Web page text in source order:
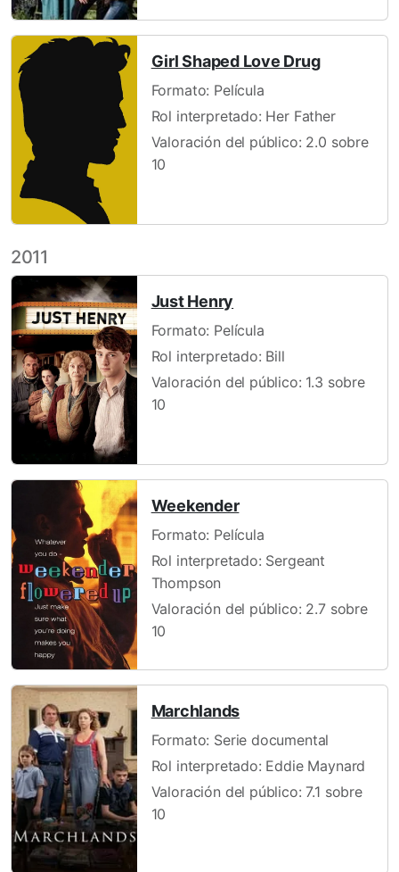
Girl Shaped Love Drug
Formato: Película
Rol interpretado: Her Father
Valoración del público: 2.0 sobre
10
2011
Just Henry
Formato: Película
Rol interpretado: Bill
Valoración del público: 1.3 sobre
10
Weekender
Formato: Película
Rol interpretado: Sergeant
Thompson
Valoración del público: 2.7 sobre
10
Marchlands
Formato: Serie documental
Rol interpretado: Eddie Maynard
Valoración del público: 7.1 sobre
10